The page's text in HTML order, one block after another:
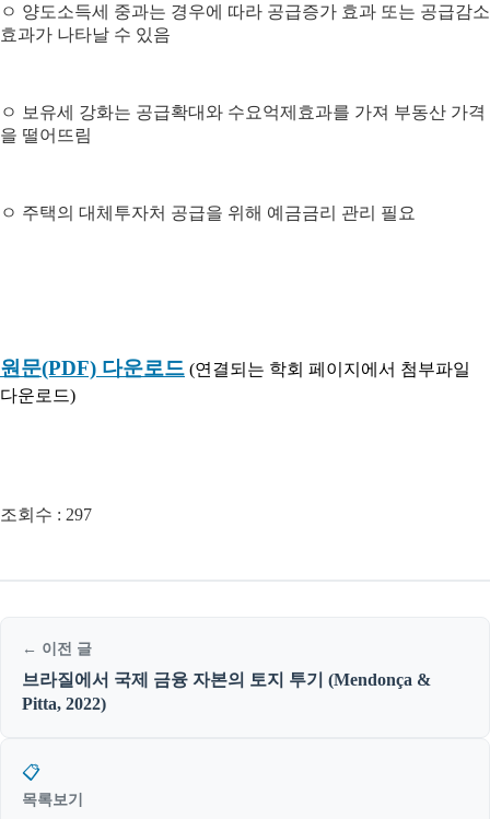
ㅇ 양도소득세 중과는 경우에 따라 공급증가 효과 또는 공급감소
효과가 나타날 수 있음
ㅇ 보유세 강화는 공급확대와 수요억제효과를 가져 부동산 가격
을 떨어뜨림
ㅇ 주택의 대체투자처 공급을 위해 예금금리 관리 필요
원문(PDF) 다운로드 (연결되는 학회 페이지에서 첨부파일
다운로드)
조회수 : 297
← 이전 글
브라질에서 국제 금융 자본의 토지 투기 (Mendonça &
Pitta, 2022)
📋
목록보기